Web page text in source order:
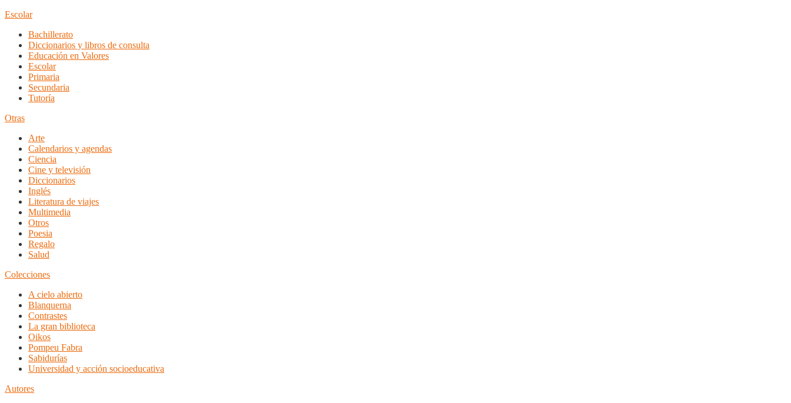
Escolar
Bachillerato
Diccionarios y libros de consulta
Educación en Valores
Escolar
Primaria
Secundaria
Tutoría
Otras
Arte
Calendarios y agendas
Ciencia
Cine y televisión
Diccionarios
Inglés
Literatura de viajes
Multimedia
Otros
Poesia
Regalo
Salud
Colecciones
A cielo abierto
Blanquerna
Contrastes
La gran biblioteca
Oikos
Pompeu Fabra
Sabidurías
Universidad y acción socioeducativa
Autores